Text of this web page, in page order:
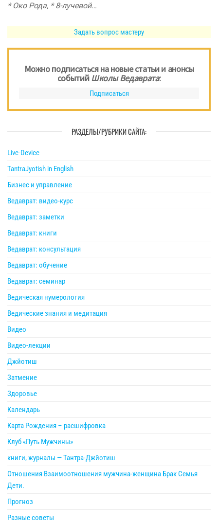
* Око Рода, * 8-лучевой…
Задать вопрос мастеру
Можно подписаться на новые статьи и анонсы
событийШколы Ведаврата:
Подписаться
РАЗДЕЛЫ/РУБРИКИ САЙТА:
Live-Device
TantraJyotish in English
Бизнес и управление
Ведаврат: видео-курс
Ведаврат: заметки
Ведаврат: книги
Ведаврат: консультация
Ведаврат: обучение
Ведаврат: семинар
Ведическая нумерология
Ведические знания и медитация
Видео
Видео-лекции
Джйотиш
Затмение
Здоровье
Календарь
Карта Рождения – расшифровка
Клуб «Путь Мужчины»
книги, журналы — Тантра-Джйотиш
Отношения Взаимоотношения мужчина-женщина Брак Семья
Дети.
Прогноз
Разные советы